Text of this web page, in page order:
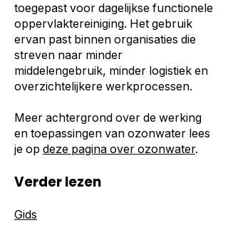
toegepast voor dagelijkse functionele
oppervlaktereiniging. Het gebruik
ervan past binnen organisaties die
streven naar minder
middelengebruik, minder logistiek en
overzichtelijkere werkprocessen.
Meer achtergrond over de werking
en toepassingen van ozonwater lees
je op deze pagina over ozonwater.
Verder lezen
Gids